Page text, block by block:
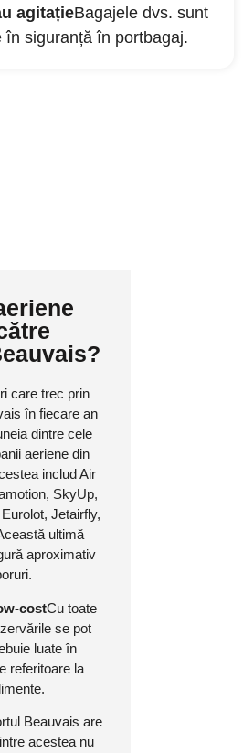
agitațieBagajele dvs. sunt
în siguranță în portbagaj.
care trec prin
în fiecare an
dintre cele
aeriene din
includ Air
SkyUp,
Jetairfly,
ultimă
aproximativ
costCu toate
se pot
luate în
referitoare la
Beauvais are
acestea nu